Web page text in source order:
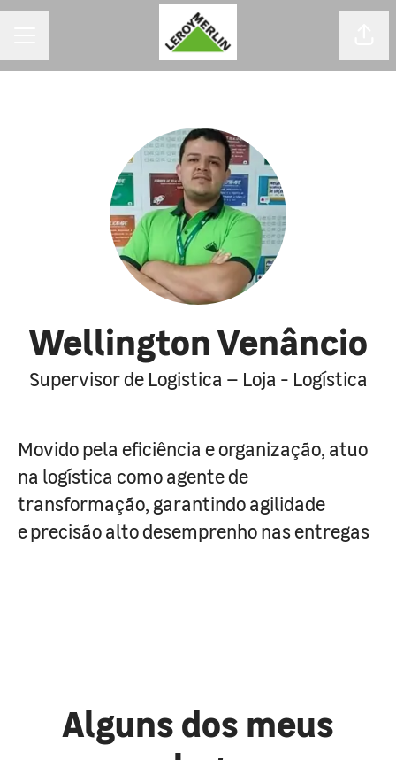
Wellington Venâncio
Supervisor de Logistica – Loja - Logística
Movido pela eficiência e organização, atuo
na logística como agente de
transformação, garantindo agilidade
e precisão alto desemprenho nas entregas
Alguns dos meus